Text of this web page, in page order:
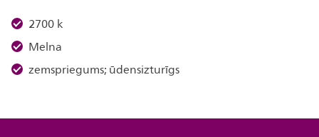
2700 k
Melna
zemspriegums; ūdensizturīgs